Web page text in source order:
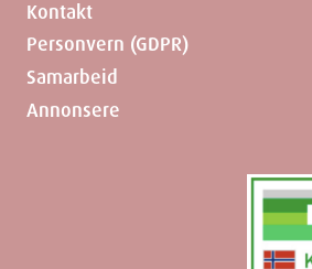
Kontakt
Personvern (GDPR)
Samarbeid
Annonsere